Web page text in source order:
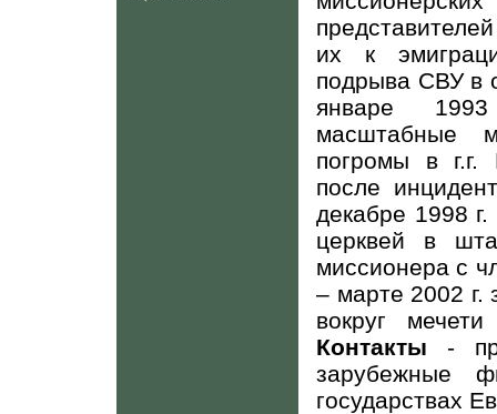
их к
подрыва СВУ в
январе 1993
масштабные
погромы в
после
декабре 1998
церквей в
миссионера с
– марте 2002 г.
вокруг
Контакты -
зарубежные
государствах